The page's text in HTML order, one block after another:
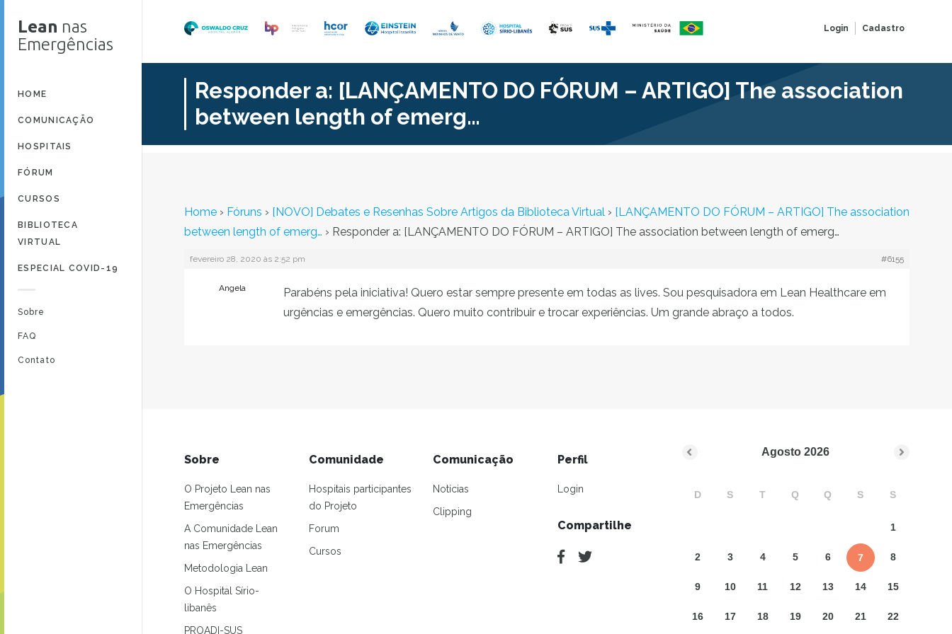
Login Cadastro
Lean nas
Emergências
HOME
COMUNICAÇÃO
HOSPITAIS
FÓRUM
CURSOS
BIBLIOTECA
VIRTUAL
ESPECIAL COVID-19
Sobre
FAQ
Contato
Responder a: [LANÇAMENTO DO FÓRUM – ARTIGO] The association
between length of emerg…
Home › Fóruns › [NOVO] Debates e Resenhas Sobre Artigos da Biblioteca Virtual › [LANÇAMENTO DO FÓRUM – ARTIGO] The association
between length of emerg… › Responder a: [LANÇAMENTO DO FÓRUM – ARTIGO] The association between length of emerg…
fevereiro 28, 2020 às 2:52 pm #6155
Angela
Parabéns pela iniciativa! Quero estar sempre presente em todas as lives. Sou pesquisadora em Lean Healthcare em
urgências e emergências. Quero muito contribuir e trocar experiências. Um grande abraço a todos.
Sobre
O Projeto Lean nas
Emergências
A Comunidade Lean
nas Emergências
Metodologia Lean
O Hospital Sírio-
libanês
PROADI-SUS
Comunidade
Hospitais participantes
do Projeto
Forum
Cursos
Comunicação
Notícias
Clipping
Perfil
Login
Compartilhe
Agosto 2026
D S T Q Q S S
1
2 3 4 5 6 7 8
9 10 11 12 13 14 15
16 17 18 19 20 21 22